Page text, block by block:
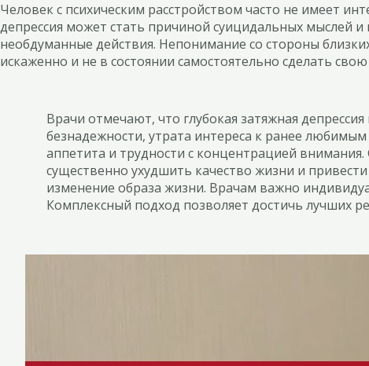
Человек с психическим расстройством часто не имеет
депрессия может стать причиной суицидальных мыслей
необдуманные действия. Непонимание со стороны
искаженно и не в состоянии самостоятельно сделать
Врачи отмечают, что глубокая затяжная
безнадежности, утрата интереса к ранее
аппетита и трудности с концентрацией
существенно ухудшить качество жизни и
изменение образа жизни. Врачам важно
Комплексный подход позволяет достичь лучших